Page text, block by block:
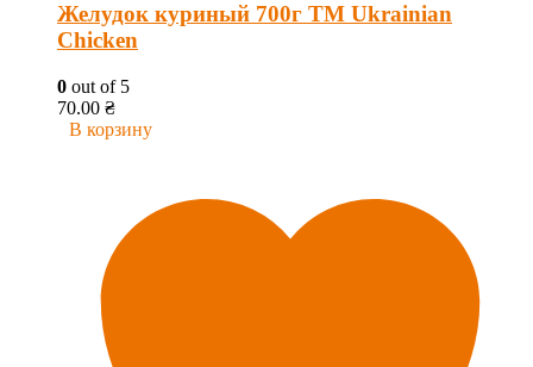
Желудок куриный 700г ТМ Ukrainian
Chicken
0 out of 5
70.00 ₴
В корзину